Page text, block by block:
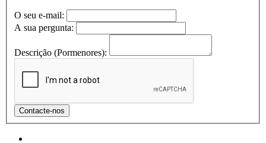
O seu e-mail:
A sua pergunta:
Descrição (Pormenores):